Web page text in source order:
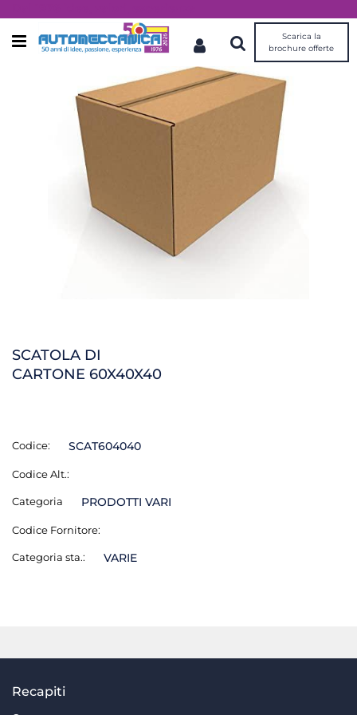
Open menu
Scarica la
brochure offerte
SCATOLA DI
CARTONE 60X40X40
Codice: SCAT604040
Codice Alt.:
Categoria PRODOTTI VARI
Codice Fornitore:
Categoria sta.: VARIE
Recapiti